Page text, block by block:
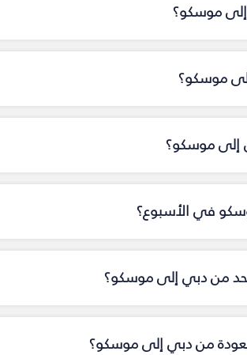
موسكو؟
موسكو؟
إلى موسكو؟
في الأسبوع؟
من دبي إلى موسكو؟
من دبي إلى موسكو؟